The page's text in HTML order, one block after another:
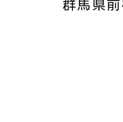
群馬県